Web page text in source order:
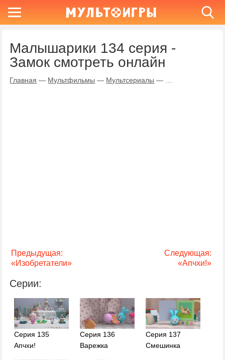
Малышарики 134 серия -
Замок смотреть онлайн
Главная — Мультфильмы — Мультсериалы —
Предыдущая:
«Изобретатели»
Следующая:
«Апчхи!»
Серии:
Серия 135
Апчхи!
Серия 136
Варежка
Серия 137
Смешинка